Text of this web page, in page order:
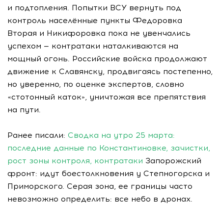
и подтопления. Попытки ВСУ вернуть под
контроль населённые пункты Федоровка
Вторая и Никифоровка пока не увенчались
успехом — контратаки наталкиваются на
мощный огонь. Российские войска продолжают
движение к Славянску, продвигаясь постепенно,
но уверенно, по оценке экспертов, словно
«стотонный каток», уничтожая все препятствия
на пути.
Ранее писали: Сводка на утро 25 марта:
последние данные по Константиновке, зачистки,
рост зоны контроля, контратаки Запорожский
фронт: идут боестолкновения у Степногорска и
Приморского. Серая зона, ее границы часто
невозможно определить: все небо в дронах.